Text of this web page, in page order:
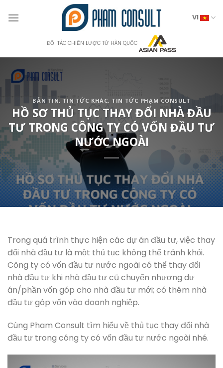
VI
ĐỐI TÁC CHIẾN LƯỢC TỪ HÀN QUỐC
BẢN TIN, TIN TỨC KHÁC, TIN TỨC PHẠM CONSULT
HỒ SƠ THỦ TỤC THAY ĐỔI NHÀ ĐẦU
TƯ TRONG CÔNG TY CÓ VỐN ĐẦU TƯ
NƯỚC NGOÀI
Trong quá trình thực hiện các dự án đầu tư, việc thay
đổi nhà đầu tư là một thủ tục không thể tránh khỏi.
Công ty có vốn đầu tư nước ngoài có thể thay đổi
nhà đầu tư khi nhà đầu tư cũ chuyển nhượng dự
án/phần vốn góp cho nhà đầu tư mới; có thêm nhà
đầu tư góp vốn vào doanh nghiệp.
Cùng Pham Consult tìm hiểu về thủ tục thay đổi nhà
đầu tư trong công ty có vốn đầu tư nước ngoài nhé.